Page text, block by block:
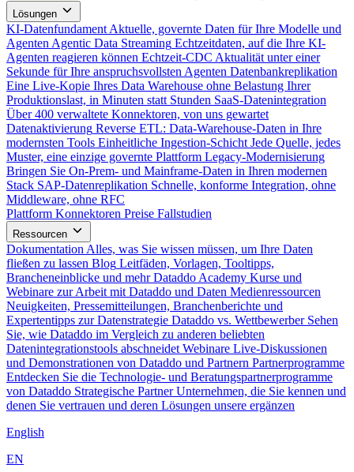
Lösungen
KI-Datenfundament Aktuelle, governte Daten für Ihre Modelle und
Agenten Agentic Data Streaming Echtzeitdaten, auf die Ihre KI-
Agenten reagieren können Echtzeit-CDC Aktualität unter einer
Sekunde für Ihre anspruchsvollsten Agenten Datenbankreplikation
Eine Live-Kopie Ihres Data Warehouse ohne Belastung Ihrer
Produktionslast, in Minuten statt Stunden SaaS-Datenintegration
Über 400 verwaltete Konnektoren, von uns gewartet
Datenaktivierung Reverse ETL: Data-Warehouse-Daten in Ihre
modernsten Tools Einheitliche Ingestion-Schicht Jede Quelle, jedes
Muster, eine einzige governte Plattform Legacy-Modernisierung
Bringen Sie On-Prem- und Mainframe-Daten in Ihren modernen
Stack SAP-Datenreplikation Schnelle, konforme Integration, ohne
Middleware, ohne RFC
Plattform Konnektoren Preise Fallstudien
Ressourcen
Dokumentation Alles, was Sie wissen müssen, um Ihre Daten
fließen zu lassen Blog Leitfäden, Vorlagen, Tooltipps,
Brancheneinblicke und mehr Dataddo Academy Kurse und
Webinare zur Arbeit mit Dataddo und Daten Medienressourcen
Neuigkeiten, Pressemitteilungen, Branchenberichte und
Expertentipps zur Datenstrategie Dataddo vs. Wettbewerber Sehen
Sie, wie Dataddo im Vergleich zu anderen beliebten
Datenintegrationstools abschneidet Webinare Live-Diskussionen
und Demonstrationen von Dataddo und Partnern Partnerprogramme
Entdecken Sie die Technologie- und Beratungspartnerprogramme
von Dataddo Strategische Partner Unternehmen, die Sie kennen und
denen Sie vertrauen und deren Lösungen unsere ergänzen
English
EN